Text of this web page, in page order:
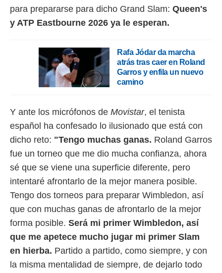
para prepararse para dicho Grand Slam: Queen's
y ATP Eastbourne 2026 ya le esperan.
Rafa Jódar da marcha
atrás tras caer en Roland
Garros y enfila un nuevo
camino
Y ante los micrófonos de Movistar, el tenista
español ha confesado lo ilusionado que está con
dicho reto: "Tengo muchas ganas. Roland Garros
fue un torneo que me dio mucha confianza, ahora
sé que se viene una superficie diferente, pero
intentaré afrontarlo de la mejor manera posible.
Tengo dos torneos para preparar Wimbledon, así
que con muchas ganas de afrontarlo de la mejor
forma posible. Será mi primer Wimbledon, así
que me apetece mucho jugar mi primer Slam
en hierba. Partido a partido, como siempre, y con
la misma mentalidad de siempre, de dejarlo todo